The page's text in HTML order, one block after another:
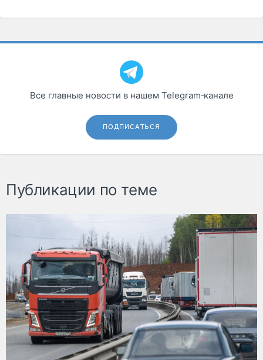
Все главные новости в нашем Telegram‑канале
ПОДПИСАТЬСЯ
Публикации по теме